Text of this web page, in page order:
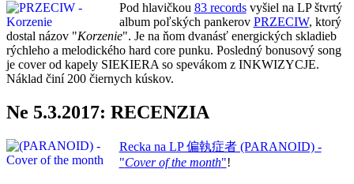
Pod hlavičkou 83 recordsvyšiel na LP štvrtý
album poľských pankerov PRZECIW, ktorý
dostal názov "Korzenie". Je na ňom dvanásť energických skladieb
rýchleho a melodického hard core punku. Posledný bonusový song
je cover od kapely SIEKIERA so spevákom z INKWIZYCJE.
Náklad činí 200 čiernych kúskov.
Ne 5.3.2017: RECENZIA
Recka na LP 偏執症者 (PARANOID) -
"Cover of the month"!